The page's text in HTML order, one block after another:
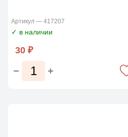
Артикул — 417207
✓ в наличии
30 ₽